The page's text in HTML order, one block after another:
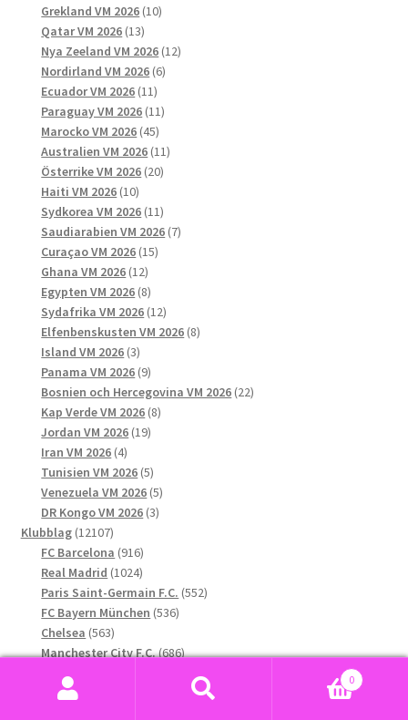
produkter
Grekland VM 2026 1010
Qatar VM 2026 1313
produkter
Nya Zeeland VM 2026 1212
Nordirland VM 2026 66
Ecuador VM 2026 1111
produkter
Paraguay VM 2026 1111
Marocko VM 2026 4545
produkter
Australien VM 2026 1111
Österrike VM 2026 2020
Haiti VM 2026 1010
produkter
Sydkorea VM 2026 1111
produkter
Saudiarabien VM 2026 77
Curaçao VM 2026 1515
Ghana VM 2026 1212
produkter
Egypten VM 2026 88
produkter
Sydafrika VM 2026 1212
produkter
Elfenbenskusten VM 2026 88
Island VM 2026 33
produkter
Panama VM 2026 99
produkter
Bosnien och Hercegovina VM 2026 2222
Kap Verde VM 2026 88
Jordan VM 2026 1919
Iran VM 2026 44
produkter
Tunisien VM 2026 55
produkter
Venezuela VM 2026 55
DR Kongo VM 2026 33
Klubblag 1210712107
produkter
FC Barcelona 916916
produkter
Real Madrid 10241024
produkter
Paris Saint-Germain F.C. 552552
FC Bayern München 536536
Chelsea 563563
produkter
Manchester City F.C. 686686
Manchester United F.C. 688
produkter
Liverpool F.C.
0